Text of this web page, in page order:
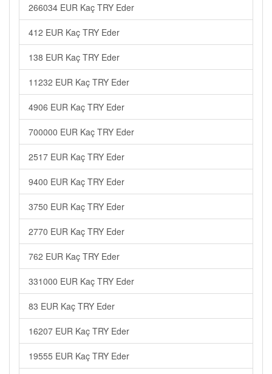
266034 EUR Kaç TRY Eder
412 EUR Kaç TRY Eder
138 EUR Kaç TRY Eder
11232 EUR Kaç TRY Eder
4906 EUR Kaç TRY Eder
700000 EUR Kaç TRY Eder
2517 EUR Kaç TRY Eder
9400 EUR Kaç TRY Eder
3750 EUR Kaç TRY Eder
2770 EUR Kaç TRY Eder
762 EUR Kaç TRY Eder
331000 EUR Kaç TRY Eder
83 EUR Kaç TRY Eder
16207 EUR Kaç TRY Eder
19555 EUR Kaç TRY Eder